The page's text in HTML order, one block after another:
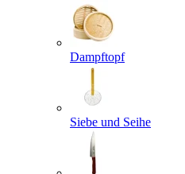
Dampftopf
Siebe und Seihe